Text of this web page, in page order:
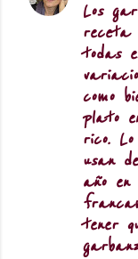
Los
receta
todas
como
plato
rico.
usan
año en
tener